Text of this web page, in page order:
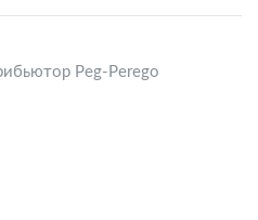
Peg-Perego